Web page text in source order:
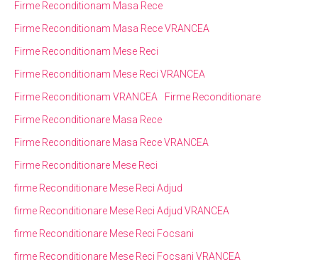
Firme Reconditionam Masa Rece
Firme Reconditionam Masa Rece VRANCEA
Firme Reconditionam Mese Reci
Firme Reconditionam Mese Reci VRANCEA
Firme Reconditionam VRANCEA
Firme Reconditionare
Firme Reconditionare Masa Rece
Firme Reconditionare Masa Rece VRANCEA
Firme Reconditionare Mese Reci
firme Reconditionare Mese Reci Adjud
firme Reconditionare Mese Reci Adjud VRANCEA
firme Reconditionare Mese Reci Focsani
firme Reconditionare Mese Reci Focsani VRANCEA